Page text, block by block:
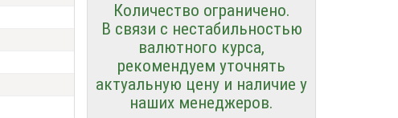
Количество ограничено.
В связи с нестабильностью
валютного курса,
рекомендуем уточнять
актуальную цену и наличие у
наших менеджеров.